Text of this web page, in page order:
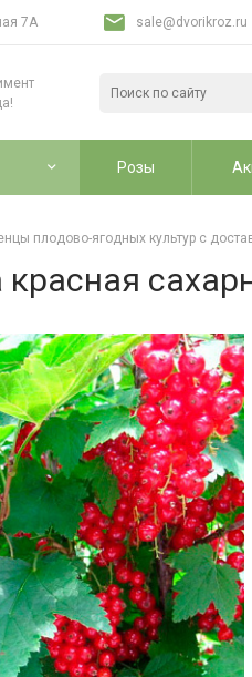
7А sale@dvorikroz.ru
Розы
плодово-ягодных культур с